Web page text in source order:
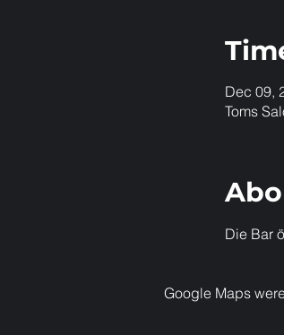
Dec 09,
Toms
Die Bar
Google Maps